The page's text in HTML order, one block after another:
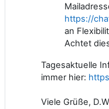
https://
an
Achtet
Tagesaktuelle
immer hier:
Viele Grüße,